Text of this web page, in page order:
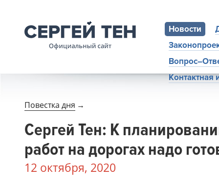
Новости
Повестка дня →
Сергей Тен: К
работ на дорогах надо
12 октября, 2020